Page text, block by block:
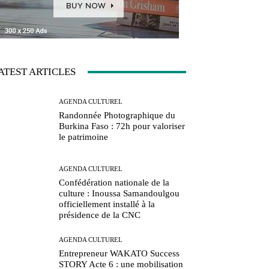
ARTICLES
AGENDA CULTUREL
Randonnée Photographique du
Burkina Faso : 72h pour valoriser
le patrimoine
AGENDA CULTUREL
Confédération nationale de la
culture : Inoussa Samandoulgou
officiellement installé à la
présidence de la CNC
AGENDA CULTUREL
Entrepreneur WAKATO Success
STORY Acte 6 : une mobilisation